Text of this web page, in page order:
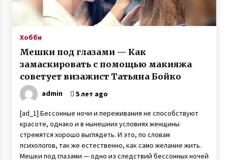
Хобби
Мешки под глазами — Как
замаскировать с помощью макияжа
советует визажист Татьяна Бойко
admin 5 лет ago
[ad_1] Бессонные ночи и переживания не способствуют
красоте, однако и в нынешних условиях женщины
стремятся хорошо выглядеть. И это, по словам
психологов, так же естественно, как само желание жить.
Мешки под глазами — одно из следствий бессонных ночей